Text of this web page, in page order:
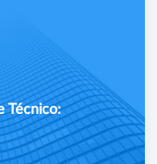
Técnico: